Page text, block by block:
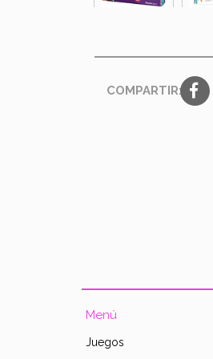
COMPARTIR:
Menú
Juegos